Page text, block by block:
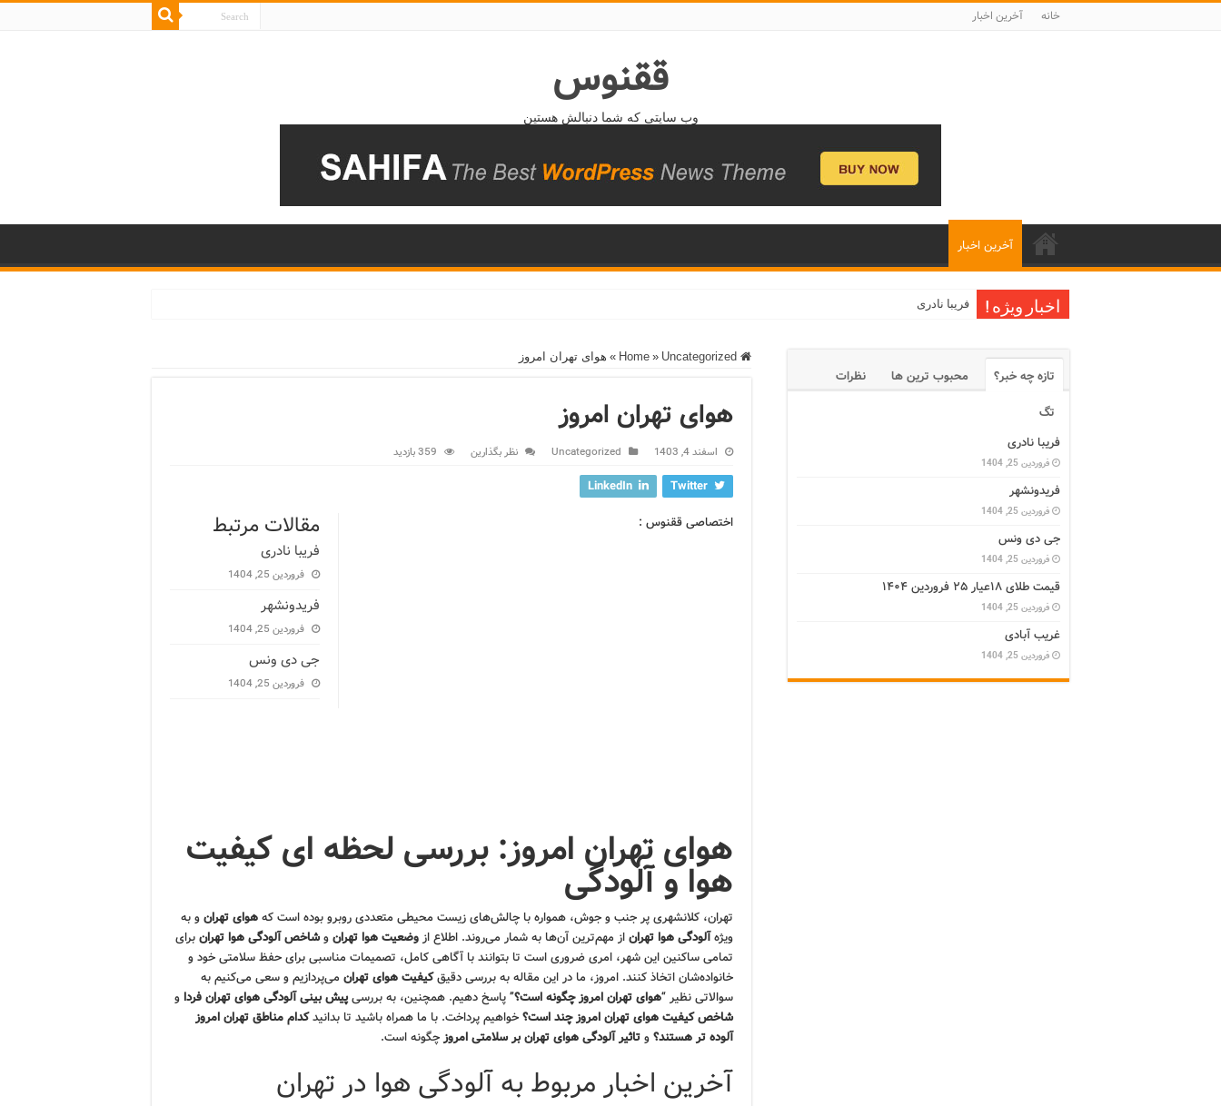
خانه آخرین اخبار
ققنوس
وب سایتی که شما دنبالش هستین
آخرین اخبار
اخبار ویژه ! فریبا نادری
» Uncategorized
» هوای تهران امروز
هوای تهران امروز
اسفند 4, 1403 Uncategorized نظر بگذارین 359 بازدید
Twitter
LinkedIn
مقالات مرتبط
فریبا نادری
فروردین 25, 1404
فریدونشهر
فروردین 25, 1404
جی دی ونس
فروردین 25, 1404
اختصاصی ققنوس :
هوای تهران امروز: بررسی لحظه ای کیفیت
هوا و آلودگی
تهران، کلانشهری پر جنب و جوش، همواره با چالش‌های زیست محیطی متعددی روبرو بوده است کههوای تهرانو به
ویژهآلودگی هوا تهراناز مهم‌ترین آن‌ها به شمار می‌روند. اطلاع ازوضعیت هوا تهرانوشاخص آلودگی هوا تهرانبرای
تمامی ساکنین این شهر، امری ضروری است تا بتوانند با آگاهی کامل، تصمیمات مناسبی برای حفظ سلامتی خود و
خانواده‌شان اتخاذ کنند. امروز، ما در این مقاله به بررسی دقیقکیفیت هوای تهران می‌پردازیم و سعی می‌کنیم به
سوالاتی نظیر “هوای تهران امروز چگونه است؟” پاسخ دهیم. همچنین، به بررسیپیش بینی آلودگی هوای تهران فردا و
شاخص کیفیت هوای تهران امروز چند است؟خواهیم پرداخت. با ما همراه باشید تا بدانیدکدام مناطق تهران امروز
آلوده تر هستند؟وتاثیر آلودگی هوای تهران بر سلامتی امروزچگونه است.
آخرین اخبار مربوط به آلودگی هوا در تهران
تازه چه خبر؟ محبوب ترین ها
نظرات
تگ
فریبا نادری
فروردین 25, 1404
فریدونشهر
فروردین 25, 1404
جی دی ونس
فروردین 25, 1404
قیمت طلای ۱۸عیار ۲۵ فروردین ۱۴۰۴
فروردین 25, 1404
غریب آبادی
فروردین 25, 1404